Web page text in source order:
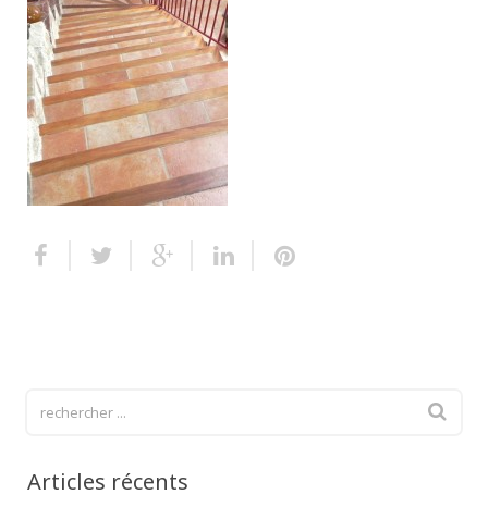
Escalier extérieur
Finitions pour escalier
Articles récents